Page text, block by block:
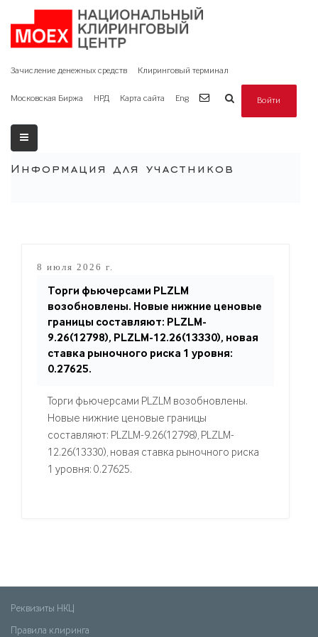
Зачисление денежных средств Клиринговый терминал
Московская Биржа НРД Карта сайта Eng Войти
Информация для участников
8 июля 2026 г.
Торги фьючерсами PLZLM
возобновлены. Новые нижние ценовые
границы составляют: PLZLM-
9.26(12798), PLZLM-12.26(13330), новая
ставка рыночного риска 1 уровня:
0.27625.
Торги фьючерсами PLZLM возобновлены.
Новые нижние ценовые границы
составляют: PLZLM-9.26(12798), PLZLM-
12.26(13330), новая ставка рыночного риска
1 уровня: 0.27625.
Реквизиты НКЦ
Правила клиринга